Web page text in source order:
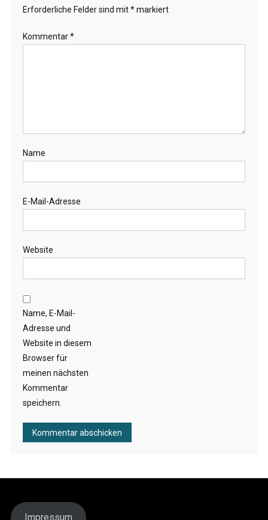
Erforderliche Felder sind mit*markiert
Kommentar*
Name
E-Mail-Adresse
Website
Name, E-Mail-
Adresse und
Website in diesem
Browser für
meinen nächsten
Kommentar
speichern.
Impressum